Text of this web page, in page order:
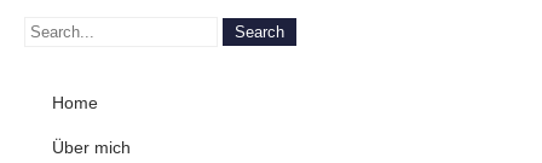
Home
Über mich